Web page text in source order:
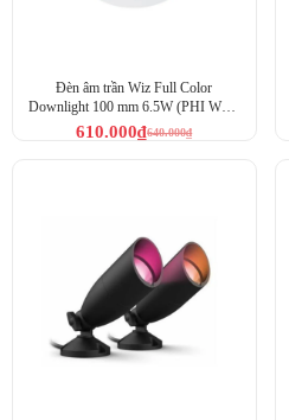
Đèn âm trần Wiz Full Color
Downlight 100 mm 6.5W (PHI WFB
TW/17W RD6)
640.000₫
610.000₫